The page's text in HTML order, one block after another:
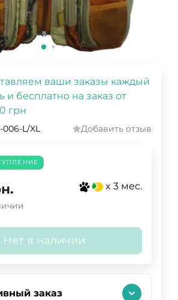
ваши заказы каждый
и бесплатно на заказ от
грн
006-L/XL Добавить отзыв
x 3 мес.
Нет в наличии
заказ